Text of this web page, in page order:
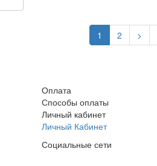
1
2 >
Оплата
Способы оплаты
Личный кабинет
Личный Кабинет
Социальные сети